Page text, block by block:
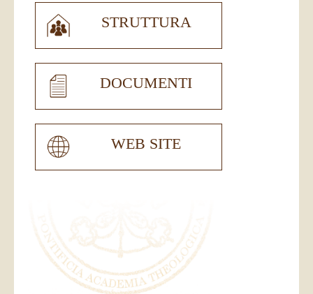
STRUTTURA
DOCUMENTI
WEB SITE